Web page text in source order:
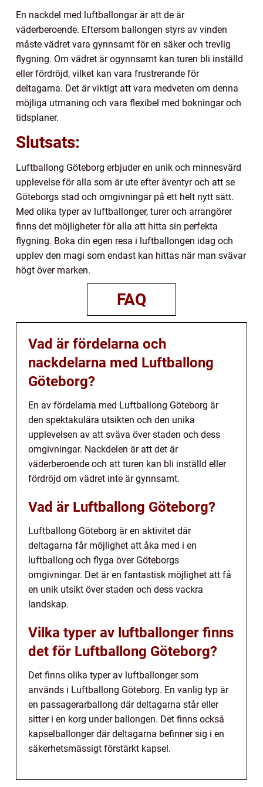
En nackdel med luftballongar är att de är
väderberoende. Eftersom ballongen styrs av vinden
måste vädret vara gynnsamt för en säker och trevlig
flygning. Om vädret är ogynnsamt kan turen bli inställd
eller fördröjd, vilket kan vara frustrerande för
deltagarna. Det är viktigt att vara medveten om denna
möjliga utmaning och vara flexibel med bokningar och
tidsplaner.
Slutsats:
Luftballong Göteborg erbjuder en unik och minnesvärd
upplevelse för alla som är ute efter äventyr och att se
Göteborgs stad och omgivningar på ett helt nytt sätt.
Med olika typer av luftballonger, turer och arrangörer
finns det möjligheter för alla att hitta sin perfekta
flygning. Boka din egen resa i luftballongen idag och
upplev den magi som endast kan hittas när man svävar
högt över marken.
FAQ
Vad är fördelarna och
nackdelarna med Luftballong
Göteborg?
En av fördelarna med Luftballong Göteborg är
den spektakulära utsikten och den unika
upplevelsen av att sväva över staden och dess
omgivningar. Nackdelen är att det är
väderberoende och att turen kan bli inställd eller
fördröjd om vädret inte är gynnsamt.
Vad är Luftballong Göteborg?
Luftballong Göteborg är en aktivitet där
deltagarna får möjlighet att åka med i en
luftballong och flyga över Göteborgs
omgivningar. Det är en fantastisk möjlighet att få
en unik utsikt över staden och dess vackra
landskap.
Vilka typer av luftballonger finns
det för Luftballong Göteborg?
Det finns olika typer av luftballonger som
används i Luftballong Göteborg. En vanlig typ är
en passagerarballong där deltagarna står eller
sitter i en korg under ballongen. Det finns också
kapselballonger där deltagarna befinner sig i en
säkerhetsmässigt förstärkt kapsel.